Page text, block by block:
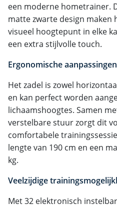
een moderne hometrainer.
matte zwarte design maken
visueel hoogtepunt in elke
een extra stijlvolle touch.
Ergonomische aanpassingen
Het zadel is zowel
en kan perfect worden
lichaamshoogtes. Samen
verstelbare stuur zorgt dit
comfortabele
lengte van 190 cm en een
kg.
Veelzijdige
Met 32 elektronisch